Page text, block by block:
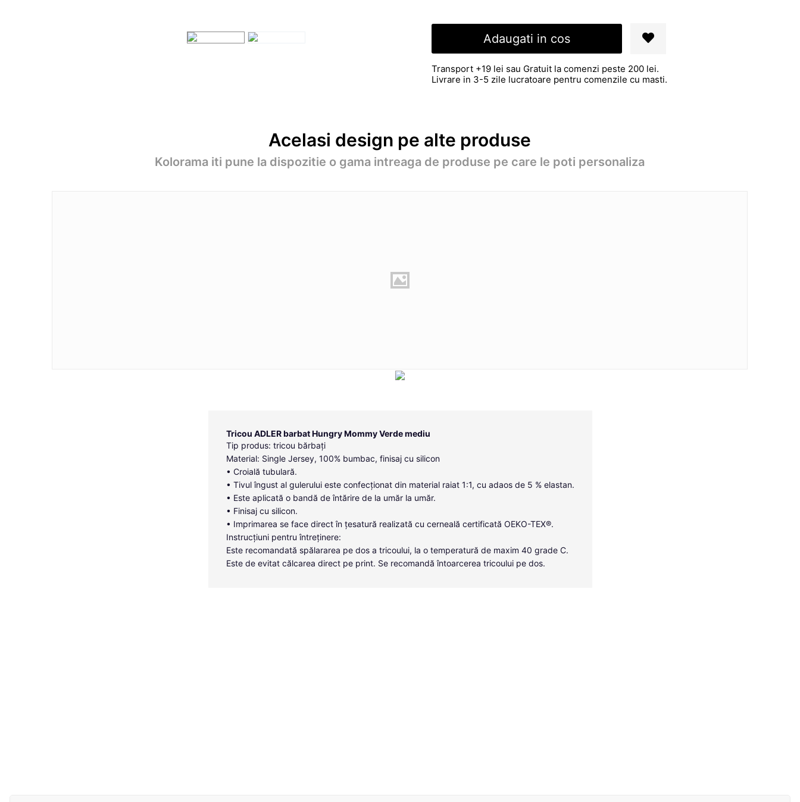
Adaugati in cos
Transport +19 lei sau Gratuit la comenzi peste 200 lei.
Livrare in 3-5 zile lucratoare pentru comenzile cu masti.
Acelasi design pe alte produse
Kolorama iti pune la dispozitie o gama intreaga de produse pe care le poti personaliza
Tricou ADLER barbat Hungry Mommy Verde mediu
Tip produs: tricou bărbați
Material: Single Jersey, 100% bumbac, finisaj cu silicon
• Croială tubulară.
• Tivul îngust al gulerului este confecționat din material raiat 1:1, cu adaos de 5 % elastan.
• Este aplicată o bandă de întărire de la umăr la umăr.
• Finisaj cu silicon.
• Imprimarea se face direct în țesatură realizată cu cerneală certificată OEKO-TEX®.
Instrucțiuni pentru întreținere:
Este recomandată spălararea pe dos a tricoului, la o temperatură de maxim 40 grade C.
Este de evitat călcarea direct pe print. Se recomandă întoarcerea tricoului pe dos.